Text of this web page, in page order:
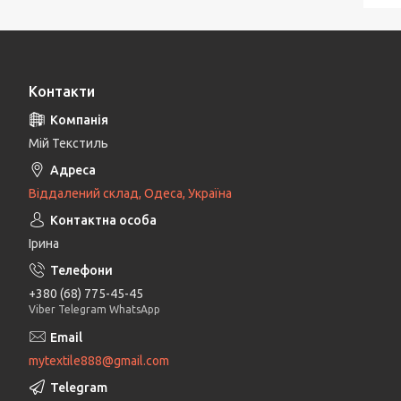
Контакти
Мій Текстиль
Віддалений склад, Одеса, Україна
Ірина
+380 (68) 775-45-45
Viber Telegram WhatsApp
mytextile888@gmail.com